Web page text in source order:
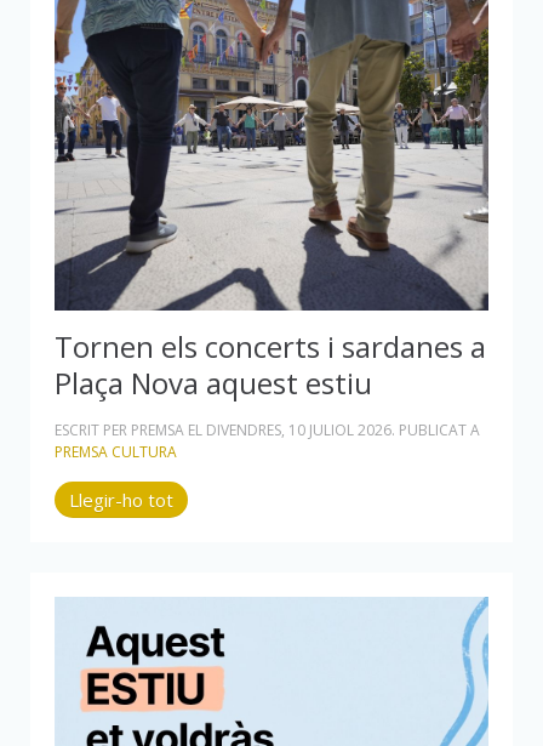
Tornen els concerts i sardanes a
Plaça Nova aquest estiu
ESCRIT PER PREMSA EL DIVENDRES, 10 JULIOL 2026. PUBLICAT A
PREMSA CULTURA
Llegir-ho tot